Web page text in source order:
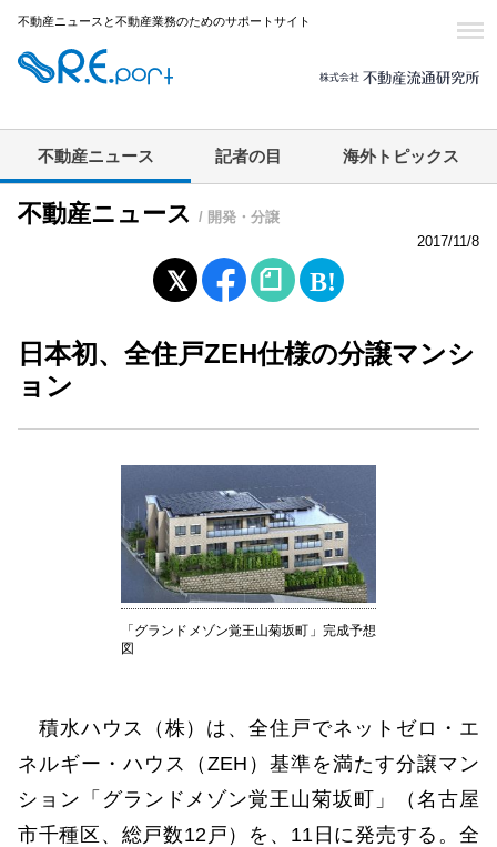
不動産ニュースと不動産業務のためのサポートサイト
不動産ニュース 記者の目 海外トピックス
不動産ニュース / 開発・分譲
2017/11/8
日本初、全住戸ZEH仕様の分譲マンシ
ョン
「グランドメゾン覚王山菊坂町」完成予想
図
積水ハウス（株）は、全住戸でネットゼロ・エ
ネルギー・ハウス（ZEH）基準を満たす分譲マン
ション「グランドメゾン覚王山菊坂町」（名古屋
市千種区、総戸数12戸）を、11日に発売する。全